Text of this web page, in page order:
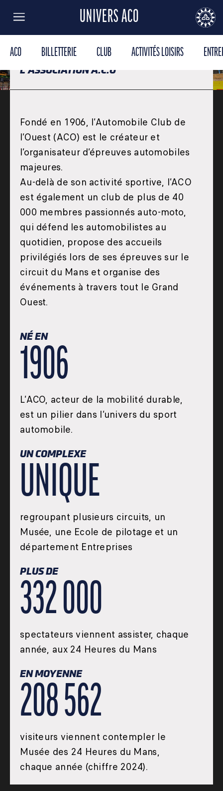
ACO BILLETTERIE CLUB ACTIVITÉS LOISIRS
Menu UNIVERS ACO
AUTOMOBILE CLUB DE L'OUEST 24
L'AUTOMOBILE
CLUB
DE L'OUEST
L'ASSOCIATION A.C.O
Fondé en 1906, l’Automobile Club de
l’Ouest (ACO) est le créateur et
l’organisateur d’épreuves automobiles
majeures.
Au-delà de son activité sportive, l’ACO
est également un club de plus de 40
000 membres passionnés auto-moto,
qui défend les automobilistes au
quotidien, propose des accueils
privilégiés lors de ses épreuves sur le
circuit du Mans et organise des
événements à travers tout le Grand
Ouest.
NÉ EN
1906
L’ACO, acteur de la mobilité durable,
est un pilier dans l’univers du sport
automobile.
UN COMPLEXE
UNIQUE
regroupant plusieurs circuits, un
Musée, une Ecole de pilotage et un
département Entreprises
PLUS DE
332 000
spectateurs viennent assister, chaque
année, aux 24 Heures du Mans
EN MOYENNE
208 562
visiteurs viennent contempler le
Musée des 24 Heures du Mans,
chaque année (chiffre 2024).